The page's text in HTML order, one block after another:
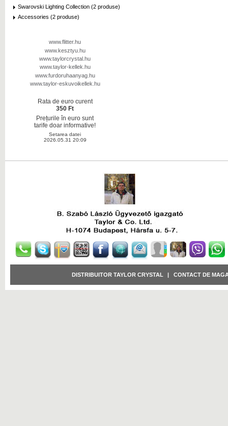
Swarovski Lighting Collection (2 produse)
Accessories (2 produse)
www.flitter.hu
www.kesztyu.hu
www.taylorcrystal.hu
www.taylor-kellek.hu
www.furdoruhaanyag.hu
www.taylor-eskuvoikellek.hu
Rata de euro curent
350 Ft
Prețurile în euro sunt
tarife doar informative!
Setarea datei
2026.05.31 20:09
DISTRIBUITOR TAYLOR CRYSTAL CONTACT DE